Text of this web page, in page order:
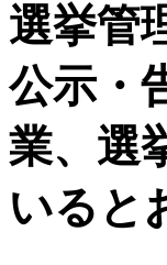
選挙管
公示・
業、選
いると